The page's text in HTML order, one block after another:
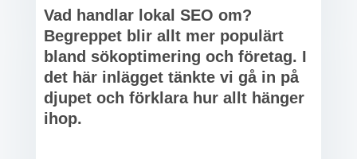
Vad handlar lokal SEO om?
Begreppet blir allt mer populärt
bland sökoptimering och företag. I
det här inlägget tänkte vi gå in på
djupet och förklara hur allt hänger
ihop.